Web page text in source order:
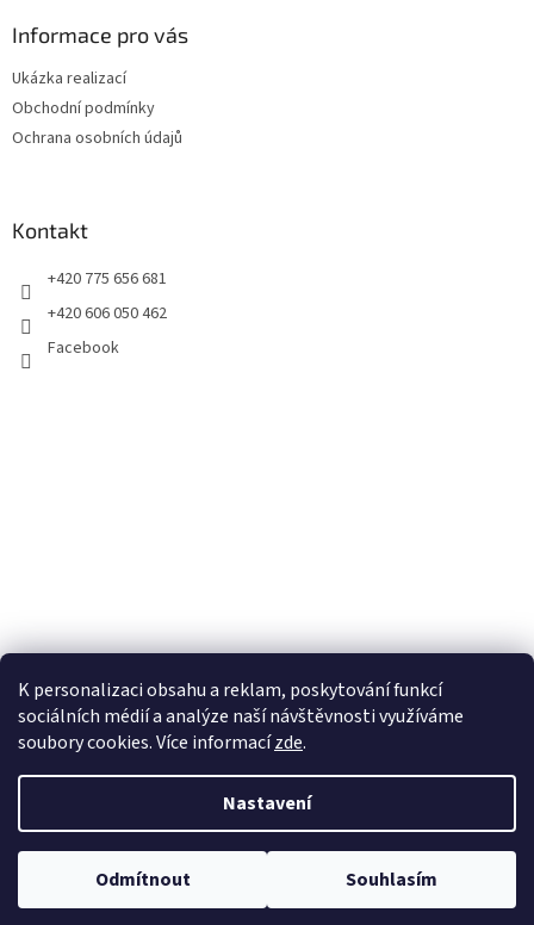
K personalizaci obsahu a reklam, poskytování funkcí
sociálních médií a analýze naší návštěvnosti využíváme
soubory cookies. Více informacízde.
Nastavení
Odmítnout Souhlasím
Informace pro vás
Ukázka realizací
Obchodní podmínky
Ochrana osobních údajů
Kontakt
+420 775 656 681
+420 606 050 462
Facebook
Copyright 2026100pa. Všechna práva vyhrazena.Upravit nastavení